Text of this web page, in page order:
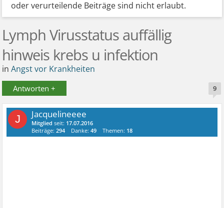
oder verurteilende Beiträge sind nicht erlaubt.
Lymph Virusstatus auffällig
hinweis krebs u infektion
inAngst vor Krankheiten
Antworten + 9
J Jacquelineeee
Mitglied seit: 17.07.2016
Beiträge:294 Danke:49 Themen: 18